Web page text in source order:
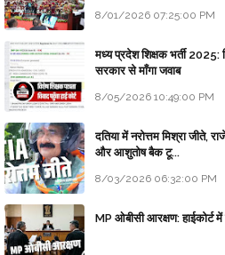
8/01/2026 07:25:00 PM
मध्य प्रदेश शिक्षक भर्ती 2025:
सरकार से माँगा जवाब
8/05/2026 10:49:00 PM
दतिया में नरोत्तम मिश्रा जीते,
और आशुतोष बैक टू...
8/03/2026 06:32:00 PM
MP ओबीसी आरक्षण: हाईकोर्ट में